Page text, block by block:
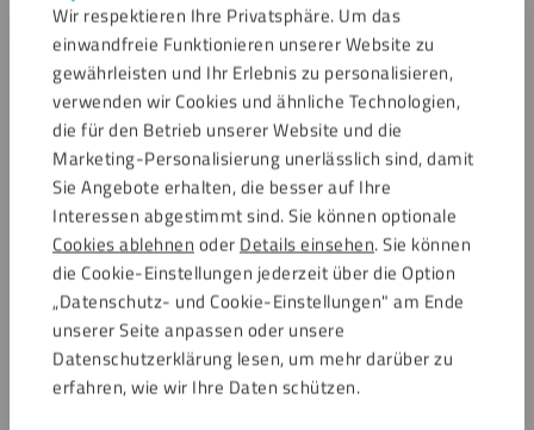
Wir respektieren Ihre Privatsphäre. Um das
einwandfreie Funktionieren unserer Website zu
gewährleisten und Ihr Erlebnis zu personalisieren,
verwenden wir Cookies und ähnliche Technologien,
die für den Betrieb unserer Website und die
Marketing-Personalisierung unerlässlich sind, damit
Sie Angebote erhalten, die besser auf Ihre
Interessen abgestimmt sind. Sie können optionale
Cookies ablehnen oder Details einsehen. Sie können
die Cookie-Einstellungen jederzeit über die Option
„Datenschutz- und Cookie-Einstellungen" am Ende
unserer Seite anpassen oder unsere
Datenschutzerklärung lesen, um mehr darüber zu
erfahren, wie wir Ihre Daten schützen.